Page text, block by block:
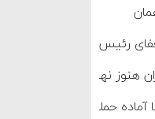
رئیس‌جمهور واهی و
هنوز نهایی نشده است
حمله نظامی علیه ایران